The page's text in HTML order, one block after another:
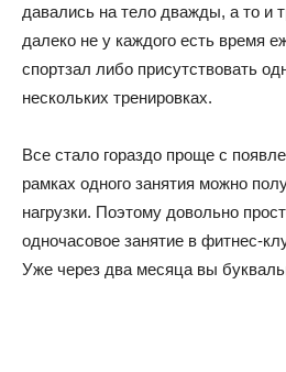
давались на тело дважды, а то и
далеко не у каждого есть время
спортзал либо присутствовать
нескольких тренировках.
Все стало гораздо проще с
рамках одного занятия можно
нагрузки. Поэтому довольно
одночасовое занятие в фитнес-
Уже через два месяца вы